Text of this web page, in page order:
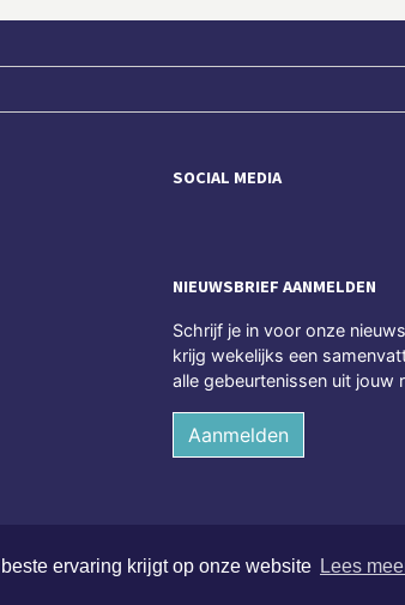
ervaring krijgt op onze website Lees
SOCIAL MEDIA
NIEUWSBRIEF AANMELDEN
Schrijf je in voor onze
krijg wekelijks een
alle gebeurtenissen uit jouw
Aanmelden